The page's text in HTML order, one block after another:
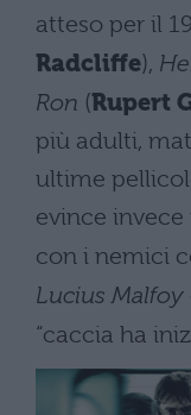
atteso per il
Radcliffe),
Ron (Rupert
più adulti,
ultime
evince
con i nemici
Lucius Malfoy
“caccia ha